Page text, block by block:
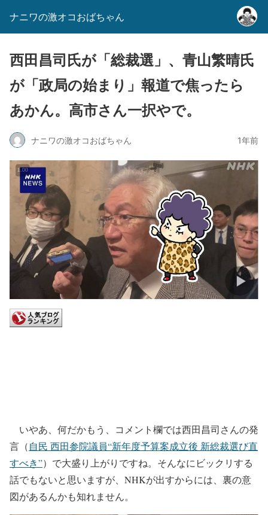
ナニワの激オコおばちゃん
西田昌司氏が「総裁選」、青山繁晴氏
が「政局の始まり」報道で焦ったら
あかん。高市さん一択やで。
ナニワの激オコおばちゃん 1年前
いやあ、何だかもう、コメント欄では西田昌司さんの発
言（自民 西田参院議員“新年度予算案成立後 新総裁選び直
すべき”）で大盛り上がりですね。そんなにビックリする
話でもないと思いますが、NHKが出すからには、裏の意
図があるんかも知れません。